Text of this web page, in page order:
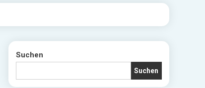
Suchen
Suchen